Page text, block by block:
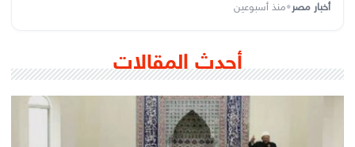
أخبار مصر•منذ أسبوعين
أحدث المقالات